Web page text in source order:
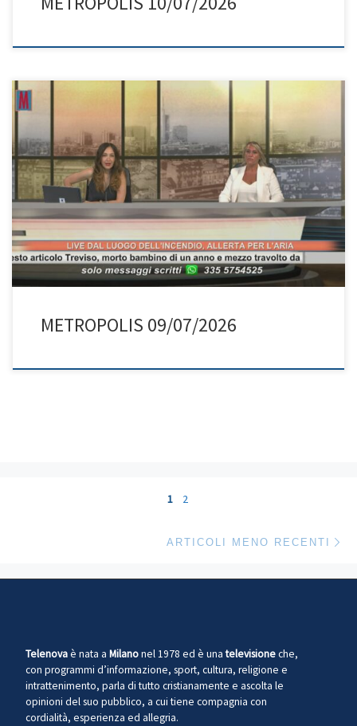
METROPOLIS 09/07/2026
Navigazione articoli
1 2
ARTICOLI MENO RECENTI
Telenovaè nata a Milanonel 1978 ed è unatelevisioneche,
con programmi d’informazione, sport, cultura, religione e
intrattenimento, parla di tutto cristianamente e ascolta le
opinioni del suo pubblico, a cui tiene compagnia con
cordialità, esperienza ed allegria.